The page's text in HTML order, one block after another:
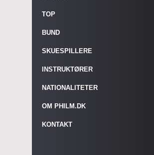
TOP
BUND
SKUESPILLERE
INSTRUKTØRER
NATIONALITETER
OM PHILM.DK
KONTAKT